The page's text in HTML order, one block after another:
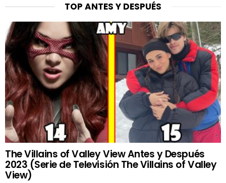
TOP ANTES Y DESPUÉS
The Villains of Valley View Antes y Después
2023 (Serie de Televisión The Villains of Valley
View)